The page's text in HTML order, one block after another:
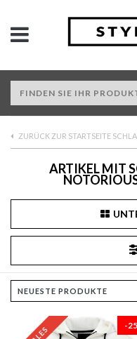
ZURÜCK ZUR STARTSEITE
ARTIKEL MIT
-